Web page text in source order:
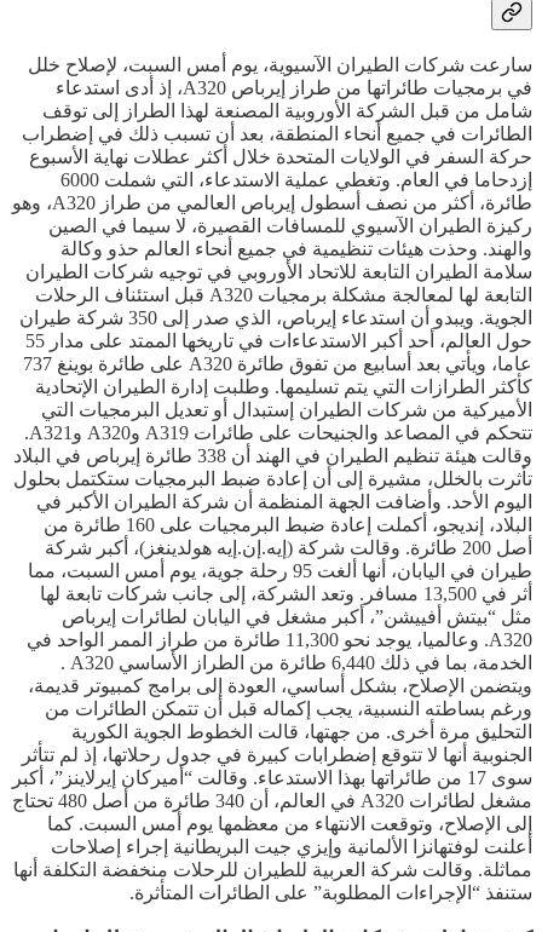
سارعت شركات الطيران الآسيوية، يوم أمس السبت، لإصلاح خلل
في برمجيات طائراتها من طراز إيرباص A320، إذ أدى استدعاء
شامل من قبل الشركة الأوروبية المصنعة لهذا الطراز إلى توقف
الطائرات في جميع أنحاء المنطقة، بعد أن تسبب ذلك في إضطراب
حركة السفر في الولايات المتحدة خلال أكثر عطلات نهاية الأسبوع
إزدحاما في العام. وتغطي عملية الاستدعاء، التي شملت 6000
طائرة، أكثر من نصف أسطول إيرباص العالمي من طراز A320، وهو
ركيزة الطيران الآسيوي للمسافات القصيرة، لا سيما في الصين
والهند. وحذت هيئات تنظيمية في جميع أنحاء العالم حذو وكالة
سلامة الطيران التابعة للاتحاد الأوروبي في توجيه شركات الطيران
التابعة لها لمعالجة مشكلة برمجيات A320 قبل استئناف الرحلات
الجوية. ويبدو أن استدعاء إيرباص، الذي صدر إلى 350 شركة طيران
حول العالم، أحد أكبر الاستدعاءات في تاريخها الممتد على مدار 55
عاما، ويأتي بعد أسابيع من تفوق طائرة A320 على طائرة بوينغ 737
كأكثر الطرازات التي يتم تسليمها. وطلبت إدارة الطيران الإتحادية
الأميركية من شركات الطيران إستبدال أو تعديل البرمجيات التي
تتحكم في المصاعد والجنيحات على طائرات A319 وA320 وA321.
وقالت هيئة تنظيم الطيران في الهند أن 338 طائرة إيرباص في البلاد
تأثرت بالخلل، مشيرة إلى أن إعادة ضبط البرمجيات ستكتمل بحلول
اليوم الأحد. وأضافت الجهة المنظمة أن شركة الطيران الأكبر في
البلاد، إنديجو، أكملت إعادة ضبط البرمجيات على 160 طائرة من
أصل 200 طائرة. وقالت شركة (إيه.إن.إيه هولدينغز)، أكبر شركة
طيران في اليابان، أنها ألغت 95 رحلة جوية، يوم أمس السبت، مما
أثر في 13,500 مسافر. وتعد الشركة، إلى جانب شركات تابعة لها
مثل “بيتش أفييشن”، أكبر مشغل في اليابان لطائرات إيرباص
A320. وعالميا، يوجد نحو 11,300 طائرة من طراز الممر الواحد في
الخدمة، بما في ذلك 6,440 طائرة من الطراز الأساسي A320 .
ويتضمن الإصلاح، بشكل أساسي، العودة إلى برامج كمبيوتر قديمة،
ورغم بساطته النسبية، يجب إكماله قبل أن تتمكن الطائرات من
التحليق مرة أخرى. من جهتها، قالت الخطوط الجوية الكورية
الجنوبية أنها لا تتوقع إضطرابات كبيرة في جدول رحلاتها، إذ لم تتأثر
سوى 17 من طائراتها بهذا الاستدعاء. وقالت “أميركان إيرلاينز”، أكبر
مشغل لطائرات A320 في العالم، أن 340 طائرة من أصل 480 تحتاج
إلى الإصلاح، وتوقعت الانتهاء من معظمها يوم أمس السبت. كما
أعلنت لوفتهانزا الألمانية وإيزي جيت البريطانية إجراء إصلاحات
مماثلة. وقالت شركة العربية للطيران للرحلات منخفضة التكلفة أنها
ستنفذ “الإجراءات المطلوبة” على الطائرات المتأثرة.